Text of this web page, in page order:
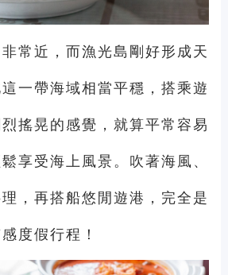
常近，而漁光島剛好形成天
一帶海域相當平穩，搭乘遊
搖晃的感覺，就算平常容易
享受海上風景。吹著海風、
，再搭船悠閒遊港，完全是
度假行程！